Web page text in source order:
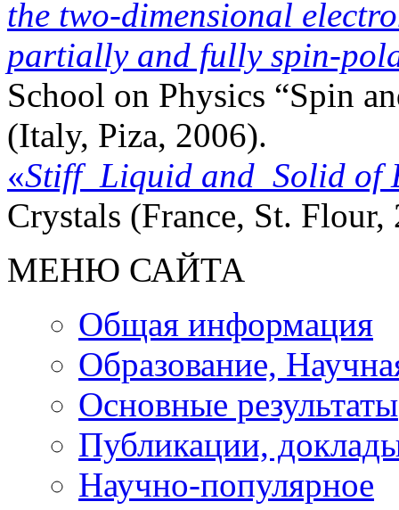
the two-dimensional
partially and fully spin-
School on Physics “Spin
(Italy, Piza, 2006).
«Stiff Liquid and Solid of
Crystals (France, St. Flour,
МЕНЮ САЙТА
Общая информация
Образование,
Основные результаты
Публикации,
Научно-популярное